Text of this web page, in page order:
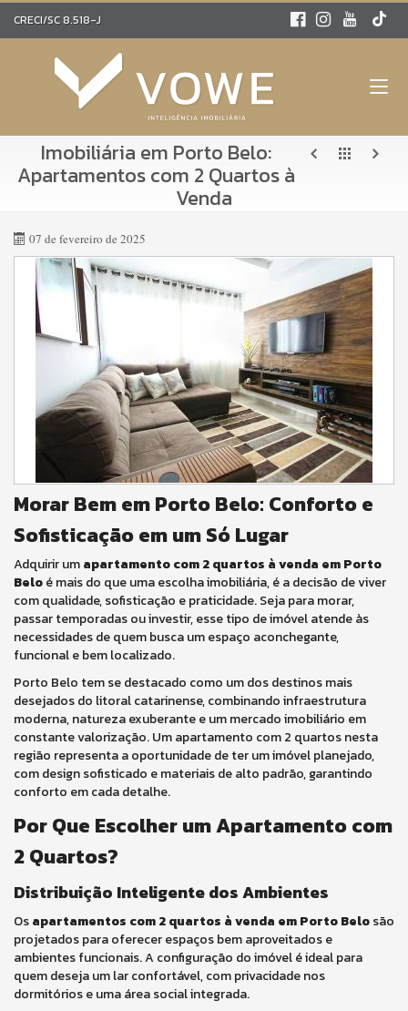
CRECI/SC 8.518-J
Imobiliária em Porto Belo:
Apartamentos com 2 Quartos à
Venda
07 de fevereiro de 2025
Morar Bem em Porto Belo: Conforto e
Sofisticação em um Só Lugar
Adquirir umapartamento com 2 quartos à venda em Porto
Beloé mais do que uma escolha imobiliária, é a decisão de viver
com qualidade, sofisticação e praticidade. Seja para morar,
passar temporadas ou investir, esse tipo de imóvel atende às
necessidades de quem busca um espaço aconchegante,
funcional e bem localizado.
Porto Belo tem se destacado como um dos destinos mais
desejados do litoral catarinense, combinando infraestrutura
moderna, natureza exuberante e um mercado imobiliário em
constante valorização. Um apartamento com 2 quartos nesta
região representa a oportunidade de ter um imóvel planejado,
com design sofisticado e materiais de alto padrão, garantindo
conforto em cada detalhe.
Por Que Escolher um Apartamento com
2 Quartos?
Distribuição Inteligente dos Ambientes
Osapartamentos com 2 quartos à venda em Porto Belosão
projetados para oferecer espaços bem aproveitados e
ambientes funcionais. A configuração do imóvel é ideal para
quem deseja um lar confortável, com privacidade nos
dormitórios e uma área social integrada.